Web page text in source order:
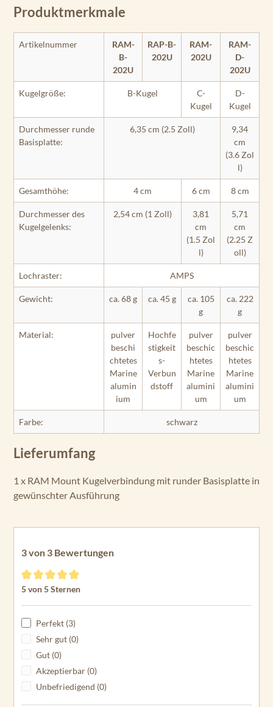
Produktmerkmale
Artikelnummer
RAM-
B-
202U
RAP-B-
202U
RAM-
202U
RAM-
D-
202U
Kugelgröße: B-Kugel
C-
Kugel
D-
Kugel
Durchmesser runde
Basisplatte:
6,35 cm (2.5 Zoll)
9,34
cm
(3.6 Zol
l)
Gesamthöhe: 4 cm 6 cm 8 cm
Durchmesser des
Kugelgelenks:
2,54 cm (1 Zoll)
3,81
cm
(1.5 Zol
l)
5,71
cm
(2.25 Z
oll)
Lochraster: AMPS
Gewicht: ca. 68 g ca. 45 g
ca. 105
g
ca. 222
g
Material:
pulver
beschi
chtetes
Marine
alumin
ium
Hochfe
stigkeit
s-
Verbun
dstoff
pulver
beschic
htetes
Marine
alumini
um
pulver
beschic
htetes
Marine
alumini
um
Farbe: schwarz
Lieferumfang
1 x RAM Mount Kugelverbindung mit runder Basisplatte in
gewünschter Ausführung
3 von 3 Bewertungen
Durchschnittliche Bewertung von 5 von 5 Sternen
5 von 5 Sternen
Perfekt (3)
Sehr gut (0)
Gut (0)
Akzeptierbar (0)
Unbefriedigend (0)